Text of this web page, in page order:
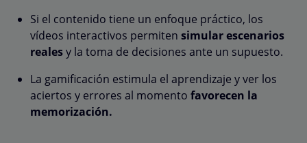
Si el contenido tiene un enfoque práctico, los
vídeos interactivos permiten simular escenarios
realesy la toma de decisiones ante un supuesto.
La gamificación estimula el aprendizaje y ver los
aciertos y errores al momento favorecen la
memorización.